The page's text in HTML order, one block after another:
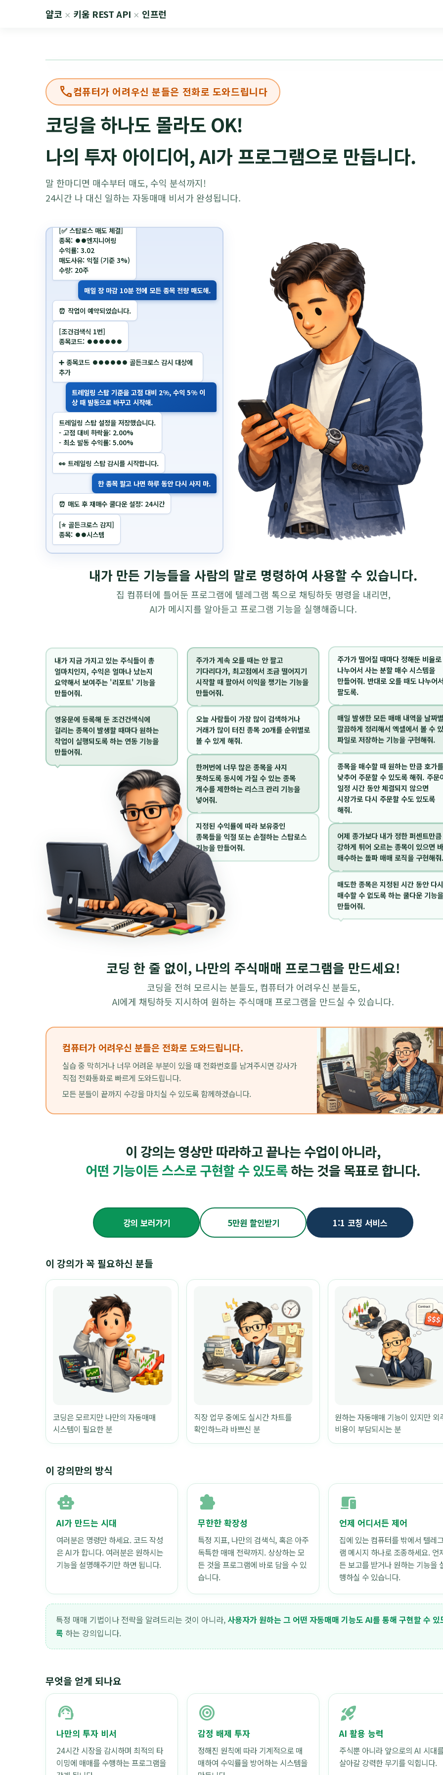
얄코 × 키움 REST API × 인프런
call컴퓨터가 어려우신 분들은 전화로 도와드립니다
코딩을 하나도 몰라도 OK!
나의 투자 아이디어, AI가 프로그램으로 만듭니다.
말 한마디면 매수부터 매도, 수익 분석까지!
24시간 나 대신 일하는 자동매매 비서가 완성됩니다.
[✅ 스탑로스 매도 체결]
종목: ⏺⏺엔지니어링
수량: 20주
매일 장 마감 10분 전에 모든 종목 전량 매도해.
⏰ 작업이 예약되었습니다.
[조건검색식 1번]
종목코드: ⏺⏺⏺⏺⏺⏺
➕ 종목코드 ⏺⏺⏺⏺⏺⏺ 골든크로스 감시 대상에
추가
트레일링 스탑 기준을 고점 대비 2%, 수익 5% 이
상 때 발동으로 바꾸고 시작해.
트레일링 스탑 설정을 저장했습니다.
- 고점 대비 하락율: 2.00%
- 최소 발동 수익률: 5.00%
👀 트레일링 스탑 감시를 시작합니다.
한 종목 팔고 나면 하루 동안 다시 사지 마.
⏰ 매도 후 재매수 쿨다운 설정: 24시간
[⭐️ 골든크로스 감지]
종목: ⏺⏺시스템
[⏳ 매수주문완료]
주문번호: ⏺⏺⏺⏺⏺⏺
매수수량: 12주
내가 만든 기능들을 사람의 말로 명령하여 사용할 수 있습니다.
집 컴퓨터에 틀어둔 프로그램에 텔레그램 톡으로 채팅하듯 명령을 내리면,
AI가 메시지를 알아듣고 프로그램 기능을 실행해줍니다.
내가 지금 가지고 있는 주식들이 총
얼마치인지, 수익은 얼마나 났는지
요약해서 보여주는 '리포트' 기능을
만들어줘.
영웅문에 등록해 둔 조건건색식에
걸리는 종목이 발생할 때마다 원하는
작업이 실행되도록 하는 연동 기능을
만들어줘.
주가가 계속 오를 때는 안 팔고
기다리다가, 최고점에서 조금 떨어지기
시작할 때 팔아서 이익을 챙기는 기능을
만들어줘.
오늘 사람들이 가장 많이 검색하거나
거래가 많이 터진 종목 20개를 순위별로
볼 수 있게 해줘.
한꺼번에 너무 많은 종목을 사지
못하도록 동시에 가질 수 있는 종목
개수를 제한하는 리스크 관리 기능을
넣어줘.
지정된 수익률에 따라 보유중인
종목들을 익절 또는 손절하는 스탑로스
기능을 만들어줘.
주가가 떨어질 때마다 정해둔 비율로
나누어서 사는 분할 매수 시스템을
만들어줘. 반대로 오를 때도 나누어
팔도록.
매일 발생한 모든 매매 내역을 날짜
깔끔하게 정리해서 엑셀에서 볼 수
파일로 저장하는 기능을 구현해줘.
종목을 매수할 때 원하는 만큼 호가
낮추어 주문할 수 있도록 해줘. 주문
일정 시간 동안 체결되지 않으면
시장가로 다시 주문할 수도 있도록
해줘.
어제 종가보다 내가 정한 퍼센트만큼
강하게 튀어 오르는 종목이 있으면
매수하는 돌파 매매 로직을 구현해
매도한 종목은 지정된 시간 동안 다
매수할 수 없도록 하는 쿨다운 기능
만들어줘.
코딩 한 줄 없이, 나만의 주식매매 프로그램을 만드세요!
코딩을 전혀 모르시는 분들도, 컴퓨터가 어려우신 분들도,
AI에게 채팅하듯 지시하여 원하는 주식매매 프로그램을 만드실 수 있습니다.
컴퓨터가 어려우신 분들은 전화로 도와드립니다.
실습 중 막히거나 너무 어려운 부분이 있을 때 전화번호를 남겨주시면 강사가
직접 전화통화로 빠르게 도와드립니다.
모든 분들이 끝까지 수강을 마치실 수 있도록 함께하겠습니다.
이 강의는 영상만 따라하고 끝나는 수업이 아니라,
어떤 기능이든 스스로 구현할 수 있도록하는 것을 목표로 합니다.
강의 보러가기 5만원 할인받기 1:1 코칭 서비스
이 강의가 꼭 필요하신 분들
코딩은 모르지만 나만의 자동매매
시스템이 필요한 분
직장 업무 중에도 실시간 차트를
확인하느라 바쁘신 분
원하는 자동매매 기능이 있지만 외
비용이 부담되시는 분
이 강의만의 방식
smart_toy
AI가 만드는 시대
여러분은 명령만 하세요. 코드 작성
은 AI가 합니다. 여러분은 원하시는
기능을 설명해주기만 하면 됩니다.
extension
무한한 확장성
특정 지표, 나만의 검색식, 혹은 아주
독특한 매매 전략까지. 상상하는 모
든 것을 프로그램에 바로 담을 수 있
습니다.
devices
언제 어디서든 제어
집에 있는 컴퓨터를 밖에서 텔레
램 메시지 하나로 조종하세요. 언
든 보고를 받거나 원하는 기능을
행하실 수 있습니다.
특정 매매 기법이나 전략을 알려드리는 것이 아니라, 사용자가 원하는 그 어떤 자동매매 기능도 AI를 통해 구현할 수 있
록 하는 강의입니다.
무엇을 얻게 되나요
support_agent
나만의 투자 비서
24시간 시장을 감시하며 최적의 타
이밍에 매매를 수행하는 프로그램을
target
감정 배제 투자
정해진 원칙에 따라 기계적으로 매
매하여 수익률을 방어하는 시스템을
rocket_launch
AI 활용 능력
주식뿐 아니라 앞으로의 AI 시대
살아갈 강력한 무기를 익힙니다.